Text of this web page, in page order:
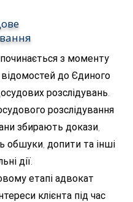
з моменту
до Єдиного
розслідувань.
розслідування
збирають докази,
обшуки, допити та інші
дії.
етапі адвокат
клієнта під час